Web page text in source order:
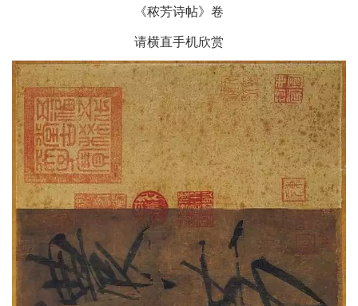
《秾芳诗帖》卷
请横直手机欣赏